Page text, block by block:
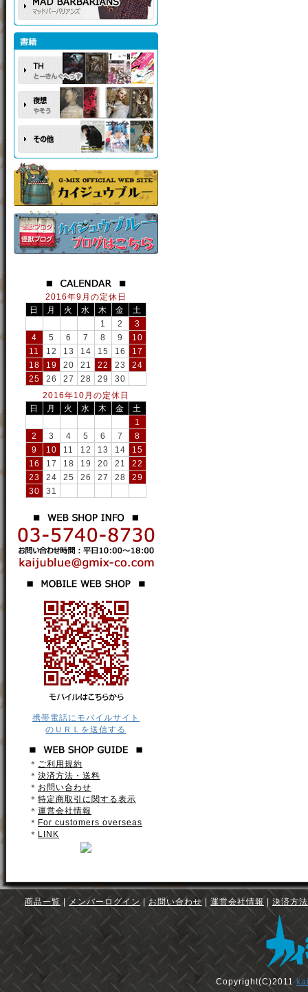
2016年9月の定休日
日
月 火 水 木 金
土
1
2
3
4
5 6 7 8 9
10
11
12 13 14 15 16
17
18
19 20 21 22 23
24
25
26 27 28 29
30
2016年10月の定休日
日
月 火 水 木 金
土
1
2
3 4 5 6 7
8
9
10 11 12 13 14
15
16
17 18 19 20 21
22
23
24 25 26 27 28
29
30
31
携帯電話にモバイルサイト
のＵＲＬを送信する
＊ ご利用規約
＊ 決済方法・送料
＊ お問い合わせ
＊ 特定商取引に関する表示
＊ 運営会社情報
＊ For customers overseas
＊ LINK
商品一覧 メンバーログイン お問い合わせ 運営会社情報 決済方
Copyright(C)2011